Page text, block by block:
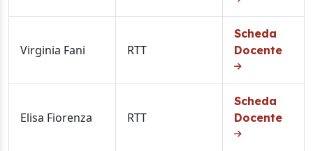
Virginia Fani RTT
Scheda
Docente
Elisa Fiorenza RTT
Scheda
Docente